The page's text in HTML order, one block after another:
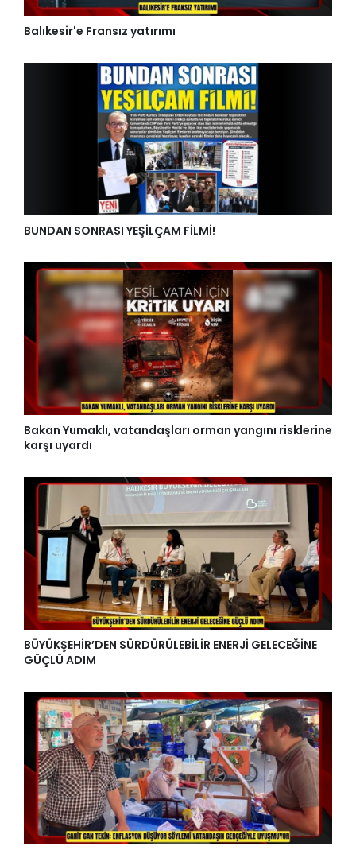
Balıkesir'e Fransız yatırımı
BUNDAN SONRASI YEŞİLÇAM FİLMİ!
Bakan Yumaklı, vatandaşları orman yangını risklerine
karşı uyardı
BÜYÜKŞEHİR’DEN SÜRDÜRÜLEBİLİR ENERJİ GELECEĞİNE
GÜÇLÜ ADIM